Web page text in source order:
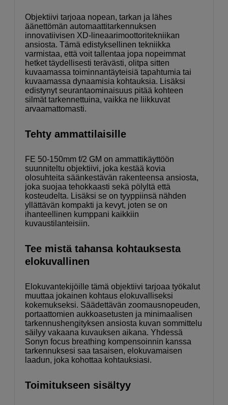
Objektiivi tarjoaa nopean, tarkan ja lähes
äänettömän automaattitarkennuksen
innovatiivisen XD-lineaarimoottoritekniikan
ansiosta. Tämä edistyksellinen tekniikka
varmistaa, että voit tallentaa jopa nopeimmat
hetket täydellisesti terävästi, olitpa sitten
kuvaamassa toiminnantäyteisiä tapahtumia tai
kuvaamassa dynaamisia kohtauksia. Lisäksi
edistynyt seurantaominaisuus pitää kohteen
silmät tarkennettuina, vaikka ne liikkuvat
arvaamattomasti.
Tehty ammattilaisille
FE 50-150mm f/2 GM on ammattikäyttöön
suunniteltu objektiivi, joka kestää kovia
olosuhteita säänkestävän rakenteensa ansiosta,
joka suojaa tehokkaasti sekä pölyltä että
kosteudelta. Lisäksi se on tyyppiinsä nähden
yllättävän kompakti ja kevyt, joten se on
ihanteellinen kumppani kaikkiin
kuvaustilanteisiin.
Tee mistä tahansa kohtauksesta
elokuvallinen
Elokuvantekijöille tämä objektiivi tarjoaa työkalut
muuttaa jokainen kohtaus elokuvalliseksi
kokemukseksi. Säädettävän zoomausnopeuden,
portaattomien aukkoasetusten ja minimaalisen
tarkennushengityksen ansiosta kuvan sommittelu
säilyy vakaana kuvauksen aikana. Yhdessä
Sonyn focus breathing kompensoinnin kanssa
tarkennuksesi saa tasaisen, elokuvamaisen
laadun, joka kohottaa kohtauksiasi.
Toimitukseen sisältyy